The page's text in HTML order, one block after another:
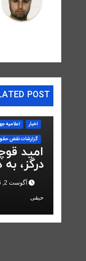
POST
اخبار
اعلاميه
گزارشات نقض
امید
درگز، به
به ۵
شد
آگوست 2, 2026
حیقی